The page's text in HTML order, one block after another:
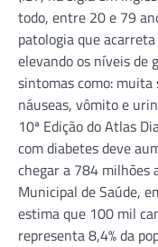
todo, entre 20 e 79
patologia que
elevando os níveis de
sintomas como: muita
náuseas, vômito e
10ª Edição do Atlas
com diabetes deve
chegar a 784 milhões
Municipal de Saúde,
estima que 100 mil
representa 8,4% da